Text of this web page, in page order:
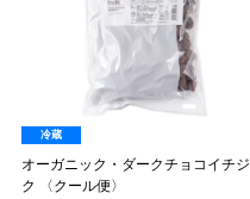
冷蔵
オーガニック・ダークチョコイチジ
ク 〈クール便〉